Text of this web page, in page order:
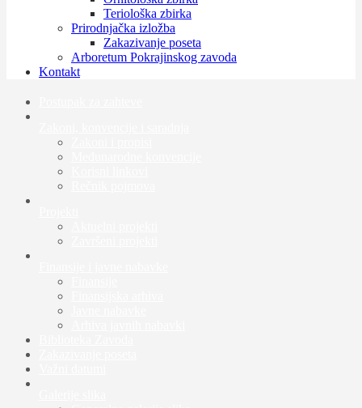
Teriološka zbirka
Prirodnjačka izložba
Zakazivanje poseta
Arboretum Pokrajinskog zavoda
Kontakt